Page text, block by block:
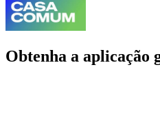
Obtenha a